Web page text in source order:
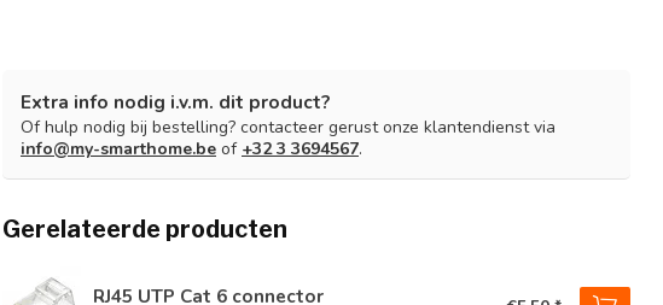
Extra info nodig i.v.m. dit product?
Of hulp nodig bij bestelling? contacteer gerust onze klantendienst via
info@my-smarthome.be of +32 3 3694567.
Gerelateerde producten
RJ45 UTP Cat 6 connector